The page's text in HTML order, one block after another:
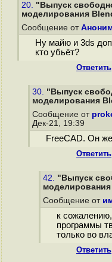
20. "Выпуск
моделирования
Сообщение от
Ну майю и 3ds
кто убьёт?
Ответить
30. "Выпуск
моделирования
Сообщение от
Дек-21, 19:39
FreeCAD. Он
Ответить
42. "Выпуск
Сообщение от
к
программы
только во
Ответить